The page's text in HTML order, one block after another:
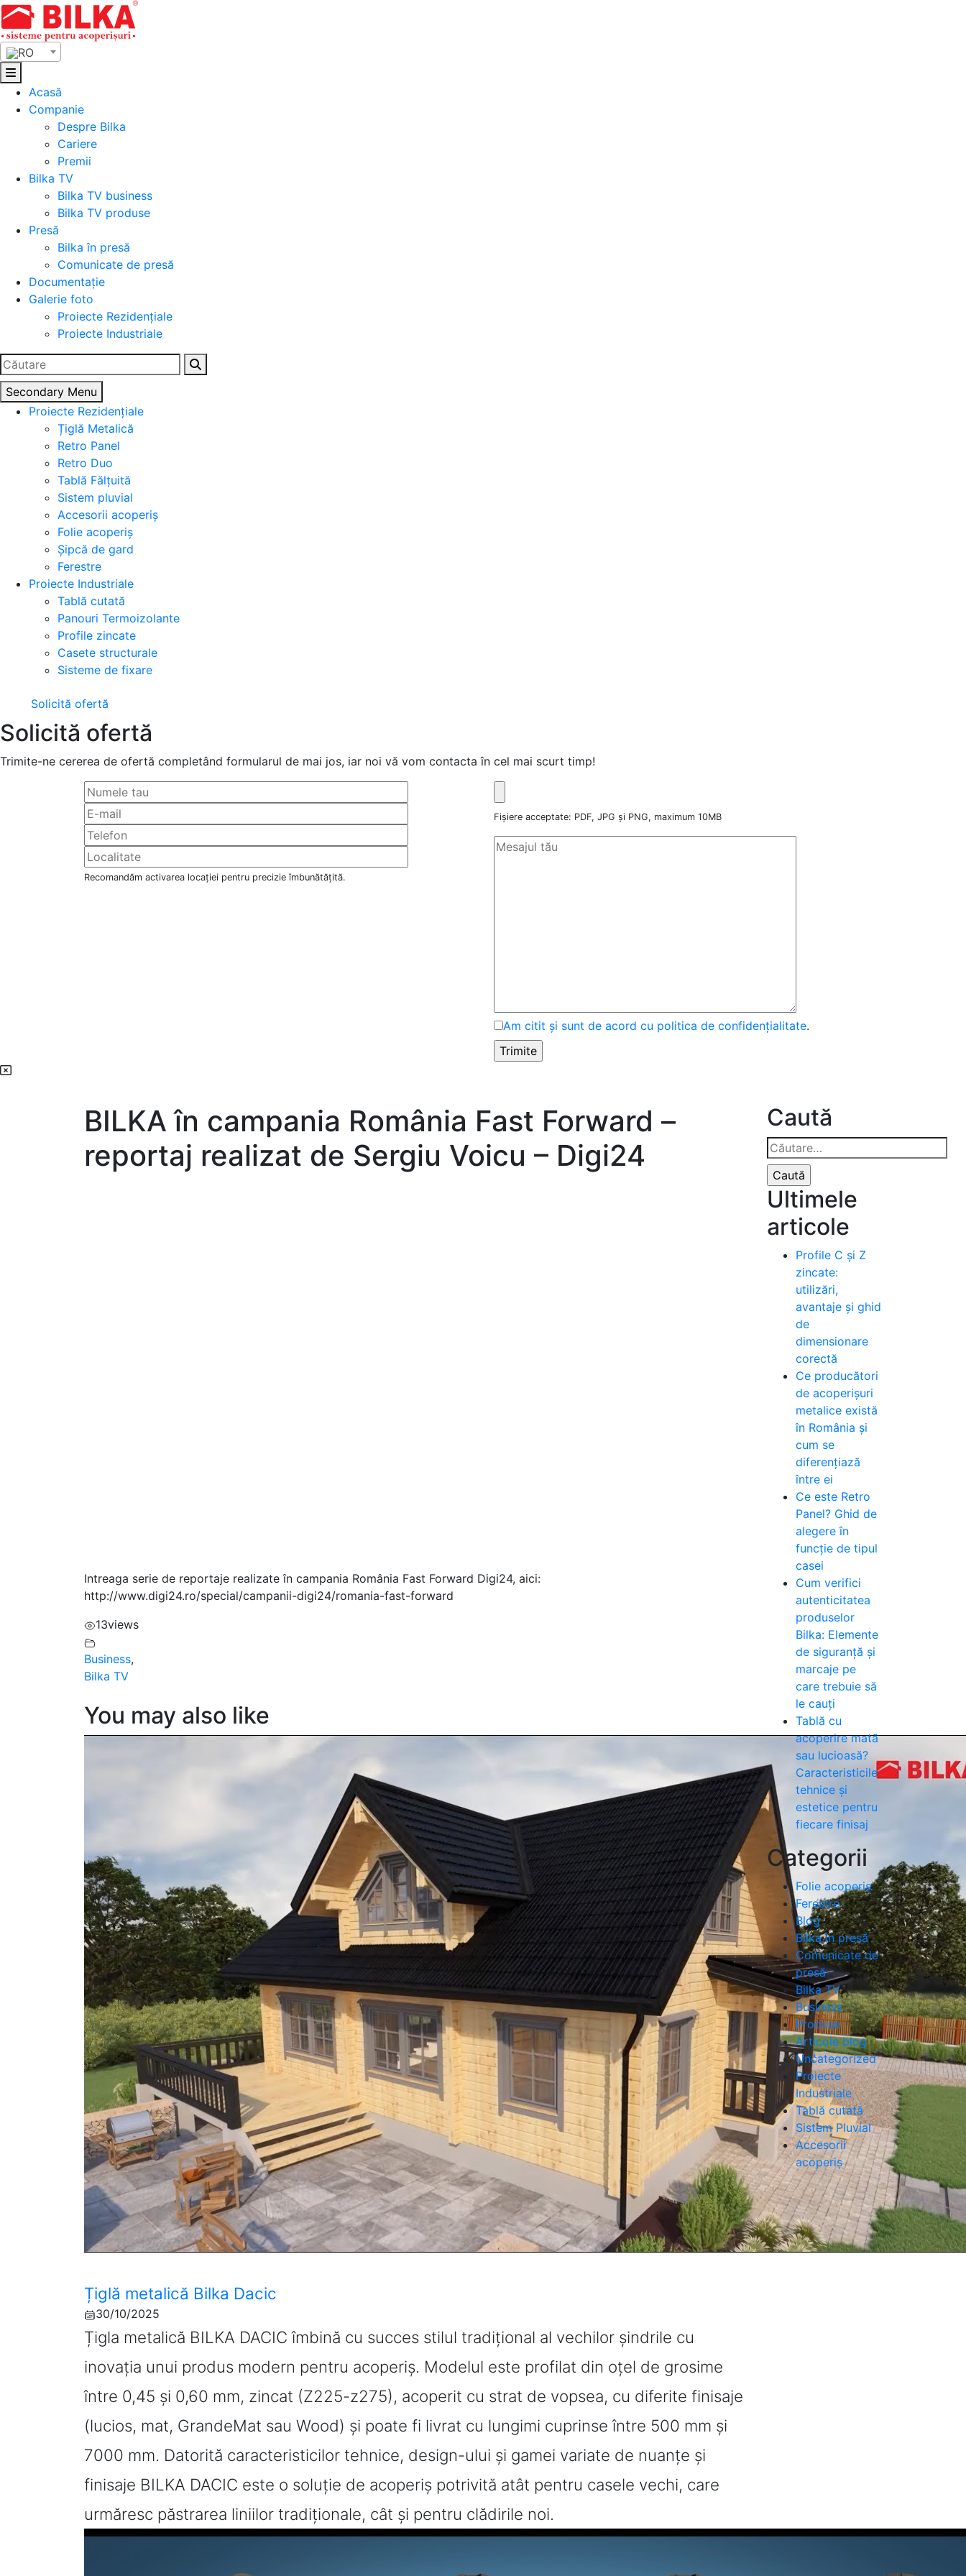
Skip
to
content
RO
Acasă
Companie
Despre Bilka
Cariere
Premii
Bilka TV
Bilka TV business
Bilka TV produse
Presă
Bilka în presă
Comunicate de presă
Documentație
Galerie foto
Proiecte Rezidențiale
Proiecte Industriale
Caută
după:
Secondary Menu
Proiecte Rezidențiale
Țiglă Metalică
Retro Panel
Retro Duo
Tablă Fălțuită
Sistem pluvial
Accesorii acoperiș
Folie acoperiș
Șipcă de gard
Ferestre
Proiecte Industriale
Tablă cutată
Panouri Termoizolante
Profile zincate
Casete structurale
Sisteme de fixare
Solicită ofertă
Solicită ofertă
Trimite-ne cererea de ofertă completând formularul de mai jos, iar noi vă vom contacta în cel mai scurt timp!
Recomandăm activarea locației pentru precizie îmbunătățită.
Fișiere acceptate: PDF, JPG și PNG, maximum 10MB
Am citit și sunt de acord cu politica de confidențialitate.
BILKA în campania România Fast Forward –
reportaj realizat de Sergiu Voicu – Digi24
Intreaga serie de reportaje realizate în campania România Fast Forward Digi24, aici:
http://www.digi24.ro/special/campanii-digi24/romania-fast-forward
13views
Business,
Bilka TV
You may also like
Țiglă metalică Bilka Dacic
30/10/2025
Țigla metalică BILKA DACIC îmbină cu succes stilul tradițional al vechilor șindrile cu
inovația unui produs modern pentru acoperiș. Modelul este profilat din oțel de grosime
între 0,45 și 0,60 mm, zincat (Z225-z275), acoperit cu strat de vopsea, cu diferite finisaje
(lucios, mat, GrandeMat sau Wood) și poate fi livrat cu lungimi cuprinse între 500 mm și
7000 mm. Datorită caracteristicilor tehnice, design-ului și gamei variate de nuanțe și
finisaje BILKA DACIC este o soluție de acoperiș potrivită atât pentru casele vechi, care
urmăresc păstrarea liniilor tradiționale, cât și pentru clădirile noi.
Caută
Caută
după:
Ultimele
articole
Profile C și Z
zincate:
utilizări,
avantaje și ghid
de
dimensionare
corectă
Ce producători
de acoperișuri
metalice există
în România și
cum se
diferențiază
între ei
Ce este Retro
Panel? Ghid de
alegere în
funcție de tipul
casei
Cum verifici
autenticitatea
produselor
Bilka: Elemente
de siguranță și
marcaje pe
care trebuie să
le cauți
Tablă cu
acoperire mată
sau lucioasă?
Caracteristicile
tehnice și
estetice pentru
fiecare finisaj
Categorii
Folie acoperiș
Ferestre
Blog
Bilka în presă
Comunicate de
presă
Bilka TV
Business
Produse
Articole blog
Uncategorized
Proiecte
Industriale
Tablă cutată
Sistem Pluvial
Accesorii
acoperiș